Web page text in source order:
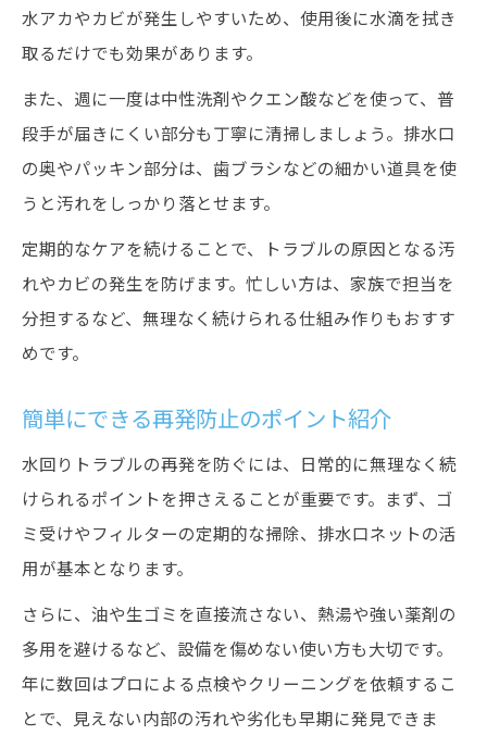
水アカやカビが発生しやすいため、使用後に水滴を拭き
取るだけでも効果があります。
また、週に一度は中性洗剤やクエン酸などを使って、普
段手が届きにくい部分も丁寧に清掃しましょう。排水口
の奥やパッキン部分は、歯ブラシなどの細かい道具を使
うと汚れをしっかり落とせます。
定期的なケアを続けることで、トラブルの原因となる汚
れやカビの発生を防げます。忙しい方は、家族で担当を
分担するなど、無理なく続けられる仕組み作りもおすす
めです。
簡単にできる再発防止のポイント紹介
水回りトラブルの再発を防ぐには、日常的に無理なく続
けられるポイントを押さえることが重要です。まず、ゴ
ミ受けやフィルターの定期的な掃除、排水口ネットの活
用が基本となります。
さらに、油や生ゴミを直接流さない、熱湯や強い薬剤の
多用を避けるなど、設備を傷めない使い方も大切です。
年に数回はプロによる点検やクリーニングを依頼するこ
とで、見えない内部の汚れや劣化も早期に発見できま